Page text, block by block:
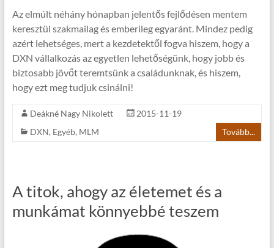
Az elmúlt néhány hónapban jelentős fejlődésen mentem
keresztül szakmailag és emberileg egyaránt. Mindez pedig
azért lehetséges, mert a kezdetektől fogva hiszem, hogy a
DXN vállalkozás az egyetlen lehetőségünk, hogy jobb és
biztosabb jövőt teremtsünk a családunknak, és hiszem,
hogy ezt meg tudjuk csinálni!
Deákné Nagy Nikolett
2015-11-19
DXN, Egyéb, MLM Tovább...
A titok, ahogy az életemet és a
munkámat könnyebbé teszem